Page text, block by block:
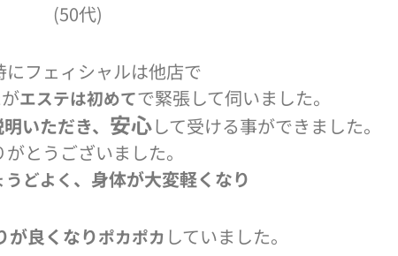
(50代)
にフェィシャルは他店で
エステは初めてで緊張して伺いました。
いただき、 安心して受ける事ができました。
がとうございました。
どよく 、 身体が大変軽くなり
が良くなりポカポカ していました。